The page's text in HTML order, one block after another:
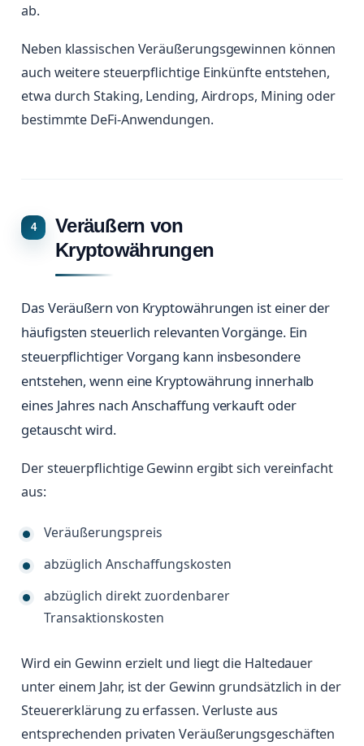
ab.
Neben klassischen Veräußerungsgewinnen können
auch weitere steuerpflichtige Einkünfte entstehen,
etwa durch Staking, Lending, Airdrops, Mining oder
bestimmte DeFi-Anwendungen.
Veräußern von
Kryptowährungen
Das Veräußern von Kryptowährungen ist einer der
häufigsten steuerlich relevanten Vorgänge. Ein
steuerpflichtiger Vorgang kann insbesondere
entstehen, wenn eine Kryptowährung innerhalb
eines Jahres nach Anschaffung verkauft oder
getauscht wird.
Der steuerpflichtige Gewinn ergibt sich vereinfacht
aus:
Veräußerungspreis
abzüglich Anschaffungskosten
abzüglich direkt zuordenbarer
Transaktionskosten
Wird ein Gewinn erzielt und liegt die Haltedauer
unter einem Jahr, ist der Gewinn grundsätzlich in der
Steuererklärung zu erfassen. Verluste aus
entsprechenden privaten Veräußerungsgeschäften